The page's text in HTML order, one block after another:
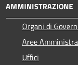
AMMINISTRAZIONE
Organi di
Aree
Uffici